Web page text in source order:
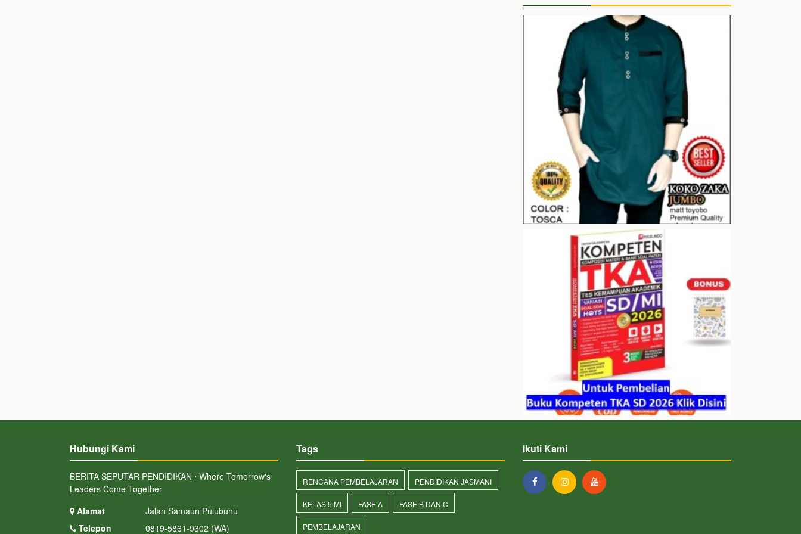
Hubungi Kami
BERITA SEPUTAR PENDIDIKAN ⋅ Where Tomorrow's
Leaders Come Together
Alamat
Jalan Samaun Pulubuhu
Telepon
0819-5861-9302 (WA)
Tags
RENCANA PEMBELAJARAN PENDIDIKAN JASMANI
KELAS 5 MI FASE A FASE B DAN C
PEMBELAJARAN
Ikuti Kami